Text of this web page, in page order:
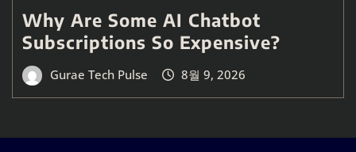
Why Are Some AI Chatbot
Subscriptions So Expensive?
Gurae Tech Pulse 8월 9, 2026